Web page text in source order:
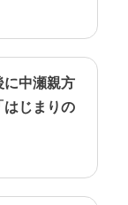
中瀬親方
はじまりの